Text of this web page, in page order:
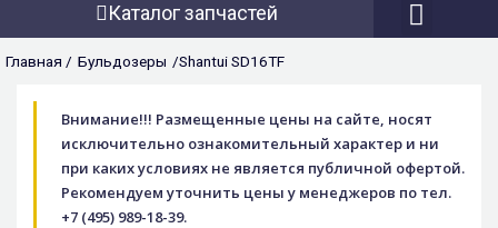
Каталог запчастей
Главная / Бульдозеры /Shantui SD16TF
Внимание!!! Размещенные цены на сайте, носят
исключительно ознакомительный характер и ни
при каких условиях не является публичной офертой.
Рекомендуем уточнить цены у менеджеров по тел.
+7 (495) 989-18-39.